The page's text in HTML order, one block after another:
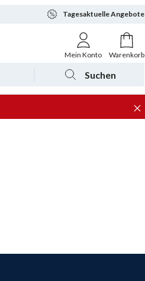
Tagesaktuelle Angebote
Mein Konto Warenkorb
Suchen